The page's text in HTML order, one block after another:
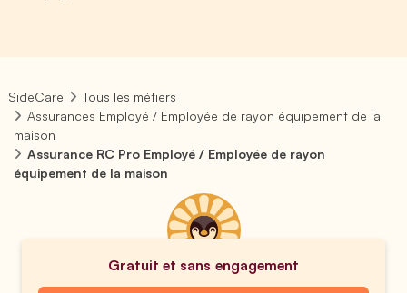
SideCare
Tous les métiers
Assurances Employé / Employée de rayon équipement de la
maison
Assurance RC Pro Employé / Employée de rayon
équipement de la maison
Gratuit et sans engagement